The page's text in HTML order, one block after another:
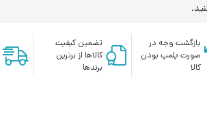
بازگشت وجه در
صورت پلمپ بودن
کالا
تضمین کیفیت
کالاها از برترین
برندها